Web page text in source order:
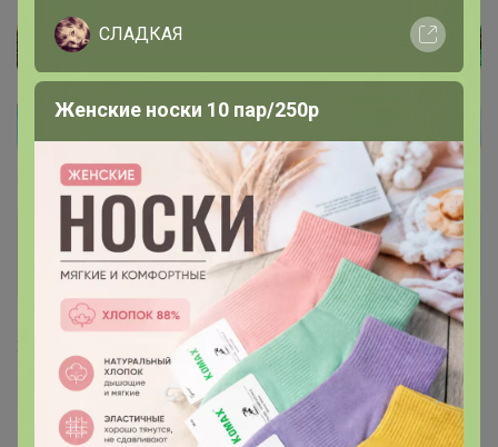
Метёлка
Великий магистр
20 января, 2022 17:29
Glamkat
СЛАДКАЯ
Женские носки 10 пар/250р